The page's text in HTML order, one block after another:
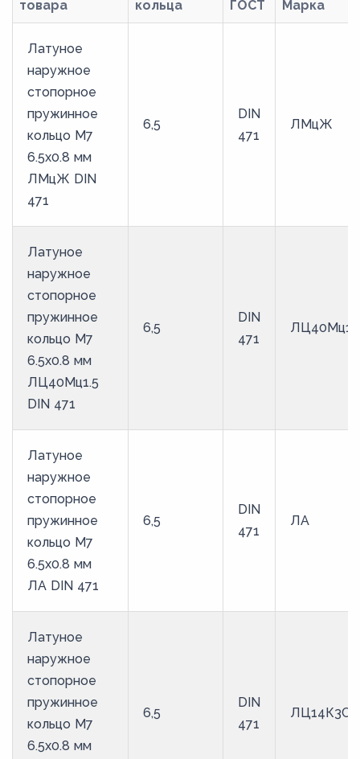
50,8
51,8
52,8
53,8
55,8
5,6
57,8
58,8
62,6
63,5
6,5
65,5
70,5
72,5
73,5
7,4
74,5
76,5
79,5
81,5
8,4
84,5
89,5
9,3
товара кольца ГОСТ Марка
Латуное
наружное
стопорное
пружинное
кольцо M7
6.5х0.8 мм
ЛМцЖ DIN
471
6,5
DIN
471
ЛМцЖ
Латуное
наружное
стопорное
пружинное
кольцо M7
6.5х0.8 мм
ЛЦ40Мц1.5
DIN 471
6,5
DIN
471
Латуное
наружное
стопорное
пружинное
кольцо M7
6.5х0.8 мм
ЛА DIN 471
6,5
DIN
471
ЛА
Латуное
наружное
стопорное
пружинное
кольцо M7
6.5х0.8 мм
6,5
DIN
471
ЛЦ14К3С3